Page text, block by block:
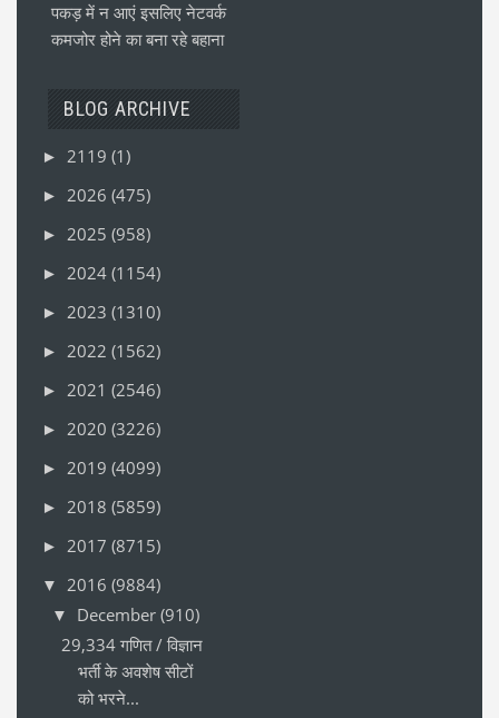
पकड़ में न आएं इसलिए नेटवर्क
कमजोर होने का बना रहे बहाना
BLOG ARCHIVE
► 2119 (1)
► 2026 (475)
► 2025 (958)
► 2024 (1154)
► 2023 (1310)
► 2022 (1562)
► 2021 (2546)
► 2020 (3226)
► 2019 (4099)
► 2018 (5859)
► 2017 (8715)
▼ 2016 (9884)
▼ December (910)
29,334 गणित / विज्ञान
भर्ती के अवशेष सीटों
को भरने...